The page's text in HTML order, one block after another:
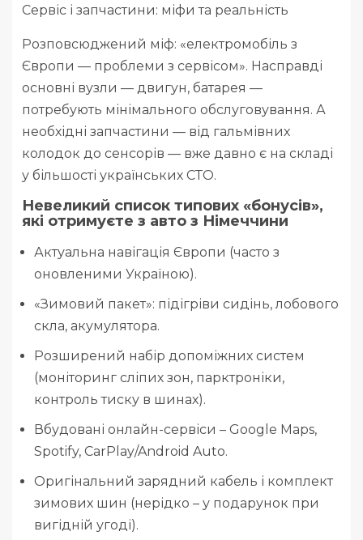
Сервіс і запчастини: міфи та реальність
Розповсюджений міф: «електромобіль з
Європи — проблеми з сервісом». Насправді
основні вузли — двигун, батарея —
потребують мінімального обслуговування. А
необхідні запчастини — від гальмівних
колодок до сенсорів — вже давно є на складі
у більшості українських СТО.
Невеликий список типових «бонусів»,
які отримуєте з авто з Німеччини
Актуальна навігація Європи (часто з
оновленими Україною).
«Зимовий пакет»: підігріви сидінь, лобового
скла, акумулятора.
Розширений набір допоміжних систем
(моніторинг сліпих зон, парктроніки,
контроль тиску в шинах).
Вбудовані онлайн-сервіси – Google Maps,
Spotify, CarPlay/Android Auto.
Оригінальний зарядний кабель і комплект
зимових шин (нерідко – у подарунок при
вигідній угоді).